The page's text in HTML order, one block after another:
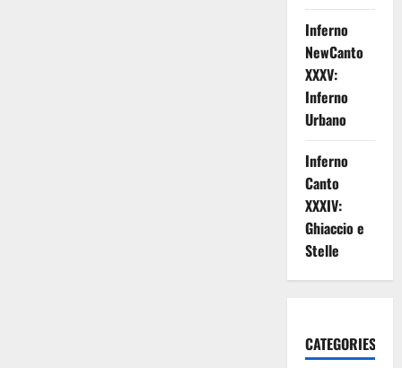
Inferno
NewCanto
XXXV:
Inferno
Urbano
Inferno
Canto
XXXIV:
Ghiaccio e
Stelle
CATEGORIES